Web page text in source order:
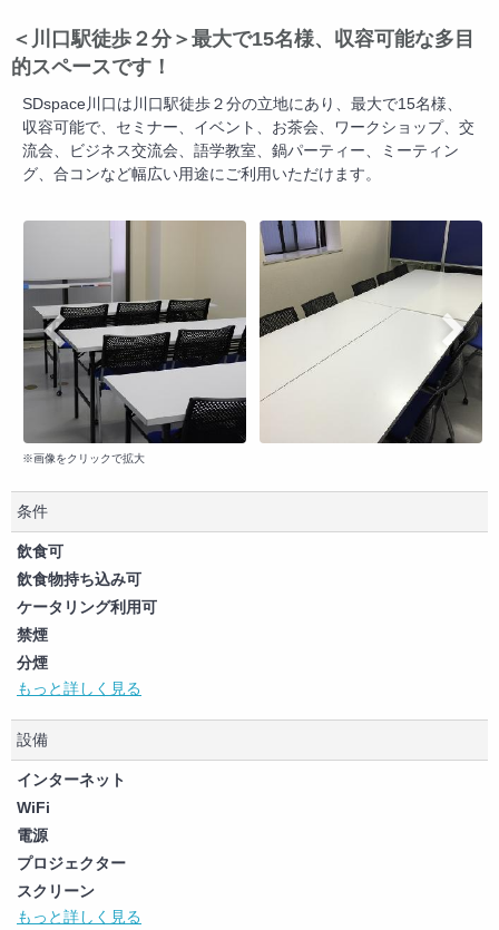
＜川口駅徒歩２分＞最大で15名様、収容可能な多目
的スペースです！
SDspace川口は川口駅徒歩２分の立地にあり、最大で15名様、
収容可能で、セミナー、イベント、お茶会、ワークショップ、交
流会、ビジネス交流会、語学教室、鍋パーティー、ミーティン
グ、合コンなど幅広い用途にご利用いただけます。
※画像をクリックで拡大
条件
飲食可
飲食物持ち込み可
ケータリング利用可
禁煙
分煙
喫煙可（制限なし）
ペット可
商用利用可
撮影可
大音量イベント可
もっと詳しく見る
設備
インターネット
WiFi
電源
プロジェクター
スクリーン
ホワイトボード
もっと詳しく見る